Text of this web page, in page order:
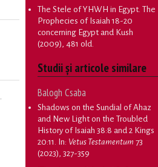
The Stele of YHWH in Egypt. The
Prophecies of Isaiah 18-20
concerning Egypt and Kush
(2009), 481 old.
Studii și articole similare
Balogh Csaba
Shadows on the Sundial of Ahaz
and New Light on the Troubled
History of Isaiah 38:8 and 2 Kings
20:11 . In: Vetus Testamentum 73
(2023), 327-359